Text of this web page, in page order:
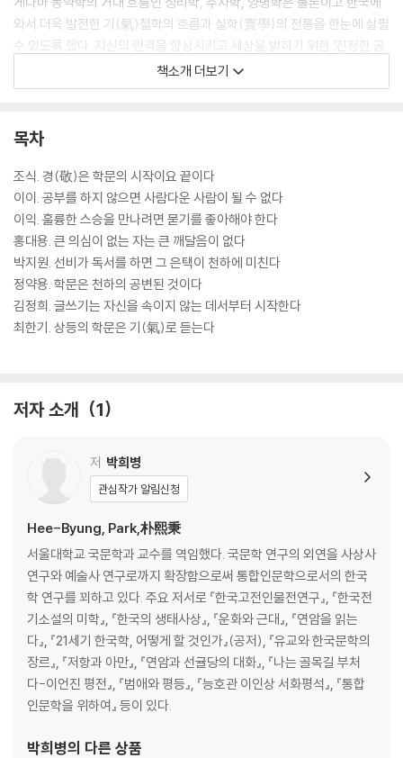
와서 더욱 발전한 기(氣)철학의 흐름과 실학(實學)의 전통을 한눈에 살필
수 있도록 했다. 자신의 인격을 향상시키고 세상을 밝히기 위한 ‘진정한 공
부’를 알려준다는 의미를 넘어, 한권으로 동양 사상의 흐름을 파악할 수 있
다는 점은 이 책의 또다른 미덕이다.
책소개 더보기
목차
조식. 경(敬)은 학문의 시작이요 끝이다
이이. 공부를 하지 않으면 사람다운 사람이 될 수 없다
이익. 훌륭한 스승을 만나려면 묻기를 좋아해야 한다
홍대용. 큰 의심이 없는 자는 큰 깨달음이 없다
박지원. 선비가 독서를 하면 그 은택이 천하에 미친다
정약용. 학문은 천하의 공변된 것이다
김정희. 글쓰기는 자신을 속이지 않는 데서부터 시작한다
최한기. 상등의 학문은 기(氣)로 듣는다
저자 소개 1
저 박희병
관심작가 알림신청
Hee-Byung, Park,朴熙秉
서울대학교 국문학과 교수를 역임했다. 국문학 연구의 외연을 사상사
연구와 예술사 연구로까지 확장함으로써 통합인문학으로서의 한국
학 연구를 꾀하고 있다. 주요 저서로 『한국고전인물전연구』, 『한국전
기소설의 미학』, 『한국의 생태사상』, 『운화와 근대』, 『연암을 읽는
다』, 『21세기 한국학, 어떻게 할 것인가』(공저), 『유교와 한국문학의
장르』, 『저항과 아만』, 『연암과 선귤당의 대화』, 『나는 골목길 부처
다-이언진 평전』, 『범애와 평등』, 『능호관 이인상 서화평석』, 『통합
인문학을 위하여』 등이 있다.
박희병의 다른 상품